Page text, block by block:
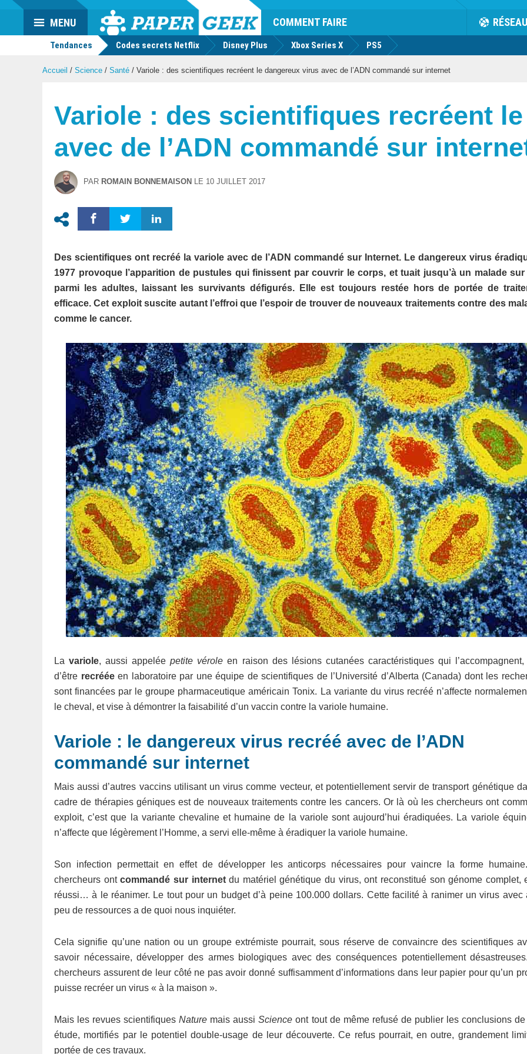
Actu
geek
COMMENT FAIRE RÉSEAU
MENU
Tendances Codes secrets Netflix Disney Plus Xbox Series X PS5
Accueil / Science / Santé / Variole : des scientifiques recréent le dangereux virus avec de l’ADN commandé sur internet
Variole : des scientifiques recréent
avec de l’ADN commandé sur
PAR ROMAIN BONNEMAISON LE 10 JUILLET 2017
Des scientifiques ont recréé la variole avec de l’ADN commandé sur Internet. Le dangereux virus
1977 provoque l’apparition de pustules qui finissent par couvrir le corps, et tuait jusqu’à un malade
parmi les adultes, laissant les survivants défigurés. Elle est toujours restée hors de portée de
efficace. Cet exploit suscite autant l’effroi que l’espoir de trouver de nouveaux traitements contre des
comme le cancer.
Lavariole, aussi appeléepetite véroleen raison des lésions cutanées caractéristiques qui l’accompagnent,
d’être recrééeen laboratoire par une équipe de scientifiques de l’Université d’Alberta (Canada) dont les
sont financées par le groupe pharmaceutique américain Tonix. La variante du virus recréé n’affecte
le cheval, et vise à démontrer la faisabilité d’un vaccin contre la variole humaine.
Variole : le dangereux virus recréé avec de l’ADN
commandé sur internet
Mais aussi d’autres vaccins utilisant un virus comme vecteur, et potentiellement servir de transport génétique
cadre de thérapies géniques est de nouveaux traitements contre les cancers. Or là où les chercheurs ont
exploit, c’est que la variante chevaline et humaine de la variole sont aujourd’hui éradiquées. La variole
n’affecte que légèrement l’Homme, a servi elle-même à éradiquer la variole humaine.
Son infection permettait en effet de développer les anticorps nécessaires pour vaincre la forme
chercheurs ontcommandé sur internetdu matériel génétique du virus, ont reconstitué son génome complet,
réussi… à le réanimer. Le tout pour un budget d’à peine 100.000 dollars. Cette facilité à ranimer un virus avec
peu de ressources a de quoi nous inquiéter.
Cela signifie qu’une nation ou un groupe extrémiste pourrait, sous réserve de convaincre des scientifiques
savoir nécessaire, développer des armes biologiques avec des conséquences potentiellement
chercheurs assurent de leur côté ne pas avoir donné suffisamment d’informations dans leur papier pour qu’un
puisse recréer un virus « à la maison ».
Mais les revues scientifiquesNature mais aussiScience ont tout de même refusé de publier les conclusions de
étude, mortifiés par le potentiel double-usage de leur découverte. Ce refus pourrait, en outre, grandement
portée de ces travaux.